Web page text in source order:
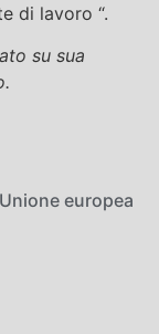
di lavoro “.
su sua
Unione europea